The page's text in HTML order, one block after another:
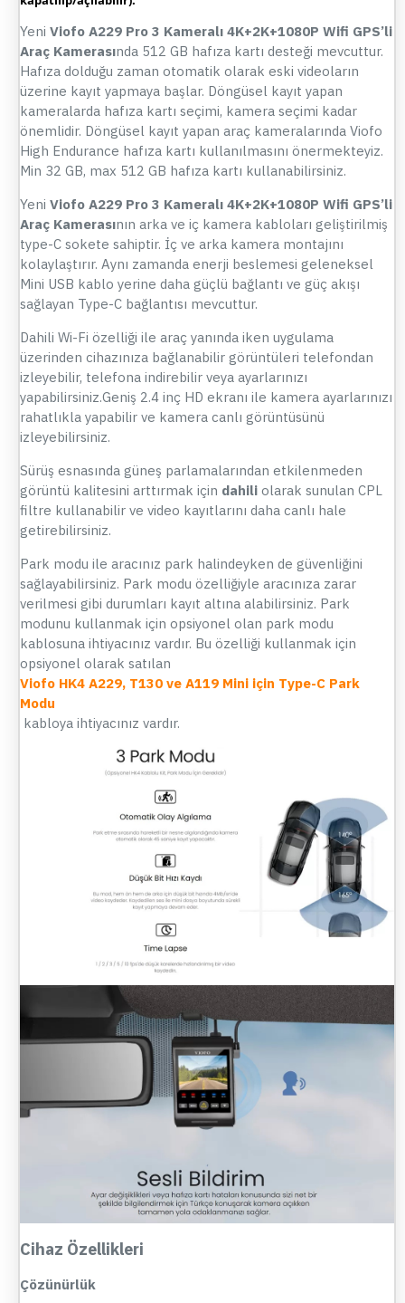
Yeni Viofo A229 Pro 3 Kameralı 4K+2K+1080P Wifi GPS’li
Araç Kamerasında 512 GB hafıza kartı desteği mevcuttur.
Hafıza dolduğu zaman otomatik olarak eski videoların
üzerine kayıt yapmaya başlar. Döngüsel kayıt yapan
kameralarda hafıza kartı seçimi, kamera seçimi kadar
önemlidir. Döngüsel kayıt yapan araç kameralarında Viofo
High Endurance hafıza kartı kullanılmasını önermekteyiz.
Min 32 GB, max 512 GB hafıza kartı kullanabilirsiniz.
Yeni Viofo A229 Pro 3 Kameralı 4K+2K+1080P Wifi GPS’li
Araç Kamerasının arka ve iç kamera kabloları geliştirilmiş
type-C sokete sahiptir. İç ve arka kamera montajını
kolaylaştırır. Aynı zamanda enerji beslemesi geleneksel
Mini USB kablo yerine daha güçlü bağlantı ve güç akışı
sağlayan Type-C bağlantısı mevcuttur.
Dahili Wi-Fi özelliği ile araç yanında iken uygulama
üzerinden cihazınıza bağlanabilir görüntüleri telefondan
izleyebilir, telefona indirebilir veya ayarlarınızı
yapabilirsiniz.Geniş 2.4 inç HD ekranı ile kamera ayarlarınızı
rahatlıkla yapabilir ve kamera canlı görüntüsünü
izleyebilirsiniz.
Sürüş esnasında güneş parlamalarından etkilenmeden
görüntü kalitesini arttırmak için dahili olarak sunulan CPL
filtre kullanabilir ve video kayıtlarını daha canlı hale
getirebilirsiniz.
Park modu ile aracınız park halindeyken de güvenliğini
sağlayabilirsiniz. Park modu özelliğiyle aracınıza zarar
verilmesi gibi durumları kayıt altına alabilirsiniz. Park
modunu kullanmak için opsiyonel olan park modu
kablosuna ihtiyacınız vardır. Bu özelliği kullanmak için
opsiyonel olarak satılan
Viofo HK4 A229, T130 ve A119 Mini için Type-C Park
Modu
kabloya ihtiyacınız vardır.
Cihaz Özellikleri
Çözünürlük